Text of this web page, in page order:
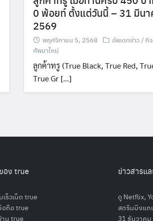
0 พ้อยท์ ตั้งแต่วันนี้ – 31 มีน
2569
พฤศจิกายน 5, 2568
อัพเดทข่าว / กิ
ศัพมาใหม่
ลูกค้าทรู (True Black, True Red,
True Gr […]
อง true
เร็วเน็ต true
อถือ true
าน true
ข่าวสารแ
ดู Netflix,
สตรีมมิ่งแถ
31 ธันวาคม